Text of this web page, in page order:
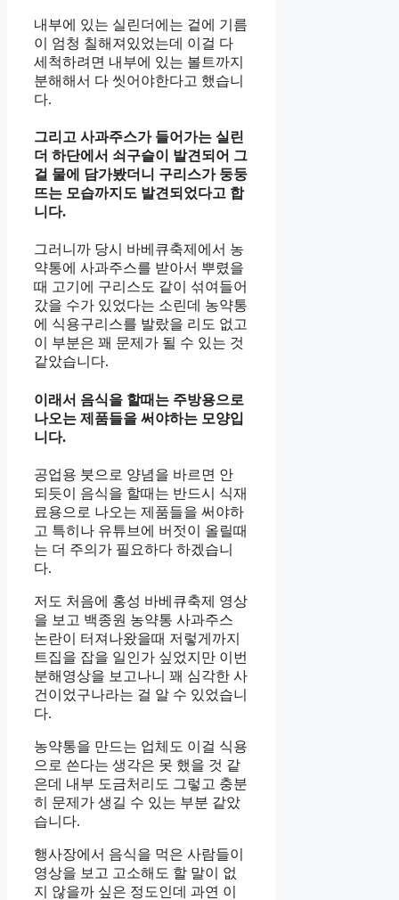
내부에 있는 실린더에는 겉에 기름
이 엄청 칠해져있었는데 이걸 다
세척하려면 내부에 있는 볼트까지
분해해서 다 씻어야한다고 했습니
다.
그리고 사과주스가 들어가는 실린
더 하단에서 쇠구슬이 발견되어 그
걸 물에 담가봤더니 구리스가 둥둥
뜨는 모습까지도 발견되었다고 합
니다.
그러니까 당시 바베큐축제에서 농
약통에 사과주스를 받아서 뿌렸을
때 고기에 구리스도 같이 섞여들어
갔을 수가 있었다는 소린데 농약통
에 식용구리스를 발랐을 리도 없고
이 부분은 꽤 문제가 될 수 있는 것
같았습니다.
이래서 음식을 할때는 주방용으로
나오는 제품들을 써야하는 모양입
니다.
공업용 붓으로 양념을 바르면 안
되듯이 음식을 할때는 반드시 식재
료용으로 나오는 제품들을 써야하
고 특히나 유튜브에 버젓이 올릴때
는 더 주의가 필요하다 하겠습니
다.
저도 처음에 홍성 바베큐축제 영상
을 보고 백종원 농약통 사과주스
논란이 터져나왔을때 저렇게까지
트집을 잡을 일인가 싶었지만 이번
분해영상을 보고나니 꽤 심각한 사
건이었구나라는 걸 알 수 있었습니
다.
농약통을 만드는 업체도 이걸 식용
으로 쓴다는 생각은 못 했을 것 같
은데 내부 도금처리도 그렇고 충분
히 문제가 생길 수 있는 부분 같았
습니다.
행사장에서 음식을 먹은 사람들이
영상을 보고 고소해도 할 말이 없
지 않을까 싶은 정도인데 과연 이